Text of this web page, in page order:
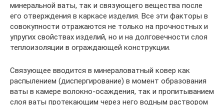
минеральной ваты, так и связующего вещества после
его отверждения в каркасе изделия. Все эти факторы в
совокупности отражаются не только на прочностных и
упругих свойствах изделий, но и на долговечности слоя
теплоизоляции в ограждающей конструкции.
Связующее вводится в минераловатный ковер как
распылением (диспергирование) в момент образования
ваты в камере волокно-осаждения, так и пропитыванием
слоя ваты протекающим через него водным раствором